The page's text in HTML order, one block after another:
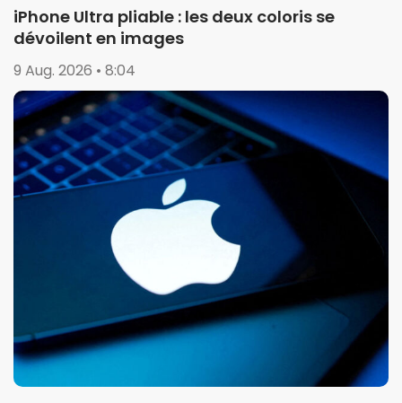
iPhone Ultra pliable : les deux coloris se
dévoilent en images
9 Aug. 2026 • 8:04